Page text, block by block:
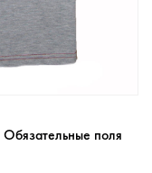
Обязательные поля